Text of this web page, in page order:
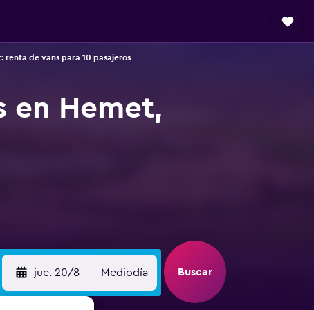
renta de vans para 10 pasajeros
en Hemet,
jue. 20/8 Mediodía Buscar